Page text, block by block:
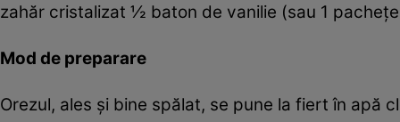
zahăr cristalizat ½ baton de vanilie (sau 1
Mod de preparare
Orezul, ales şi bine spălat, se pune la fiert în apă